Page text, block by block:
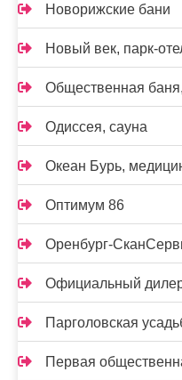
Новорижские бани
Новый век, парк-
Общественная
Одиссея, сауна
Океан Бурь,
Оптимум 86
Оренбург-
Официальный
Парголовская
Первая